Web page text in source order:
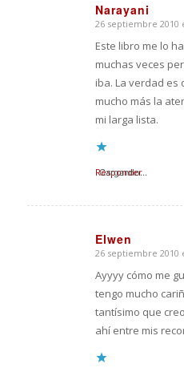
Narayani
Dice:
26 septiembre 2010
Este libro me lo
muchas veces
iba. La verdad es
mucho más la
mi larga lista.
Cargando...
Responder
Elwen
Dice:
26 septiembre 2010
Ayyyy cómo me
tengo mucho
tantísimo que
ahí entre mis